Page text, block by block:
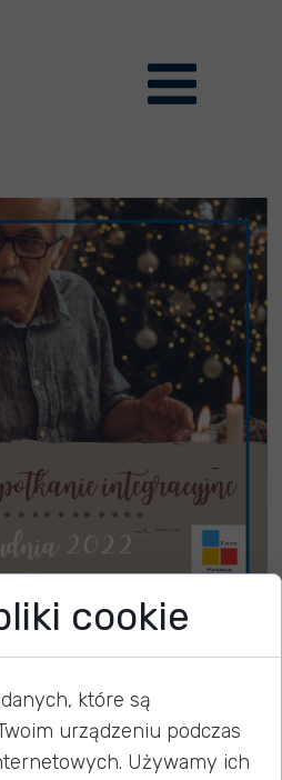
spotkanie
cookie
które są
urządzeniu podczas
Używamy ich